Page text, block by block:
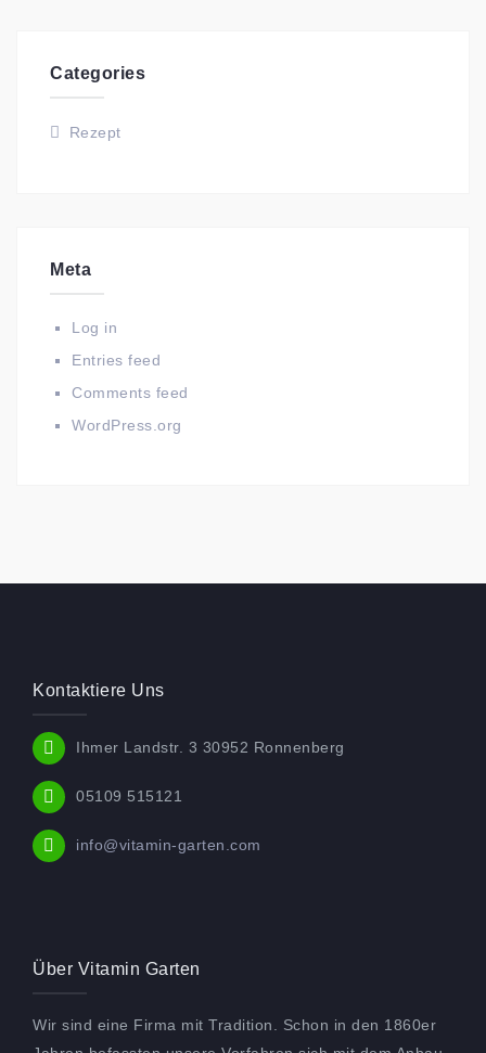
Categories
Rezept
Meta
Log in
Entries feed
Comments feed
WordPress.org
Kontaktiere Uns
Ihmer Landstr. 3 30952 Ronnenberg
05109 515121
info@vitamin-garten.com
Über Vitamin Garten
Wir sind eine Firma mit Tradition. Schon in den 1860er